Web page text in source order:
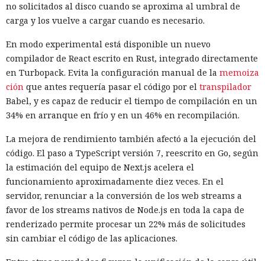
no solicitados al disco cuando se aproxima al umbral de
carga y los vuelve a cargar cuando es necesario.
En modo experimental está disponible un nuevo
compilador de React escrito en Rust, integrado directamente
en Turbopack. Evita la configuración manual de la memoiza
ción que antes requería pasar el código por el transpilador
Babel, y es capaz de reducir el tiempo de compilación en un
34% en arranque en frío y en un 46% en recompilación.
La mejora de rendimiento también afectó a la ejecución del
código. El paso a TypeScript versión 7, reescrito en Go, según
la estimación del equipo de Next.js acelera el
funcionamiento aproximadamente diez veces. En el
servidor, renunciar a la conversión de los web streams a
favor de los streams nativos de Node.js en toda la capa de
renderizado permite procesar un 22% más de solicitudes
sin cambiar el código de las aplicaciones.